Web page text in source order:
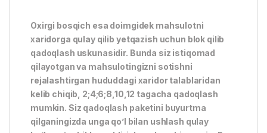
Oxirgi bosqich esa doimgidek mahsulotni
xaridorga qulay qilib yetqazish uchun blok qilib
qadoqlash uskunasidir. Bunda siz istiqomad
qilayotgan va mahsulotingizni sotishni
rejalashtirgan hududdagi xaridor talablaridan
kelib chiqib, 2;4;6;8,10,12 tagacha qadoqlash
mumkin. Siz qadoqlash paketini buyurtma
qilganingizda unga qo’l bilan ushlash qulay